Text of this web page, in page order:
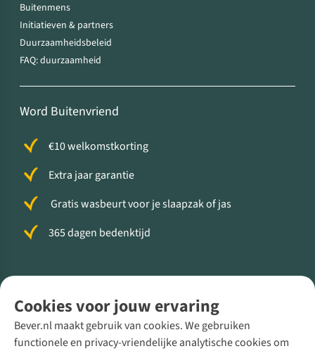
Cookies voor jouw ervaring
Bever.nl maakt gebruik van cookies. We gebruiken
functionele en privacy-vriendelijke analytische cookies om
Buitenmens
Initiatieven & partners
Duurzaamheidsbeleid
FAQ: duurzaamheid
Word Buitenvriend
€10 welkomstkorting
Extra jaar garantie
Gratis wasbeurt voor je slaapzak of jas
365 dagen bedenktijd